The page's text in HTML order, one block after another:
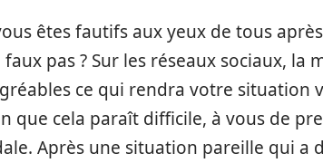
êtes fautifs aux yeux de tous
faux pas ? Sur les réseaux sociaux,
ce qui rendra votre situation
que cela paraît difficile, à vous de
Après une situation pareille qui